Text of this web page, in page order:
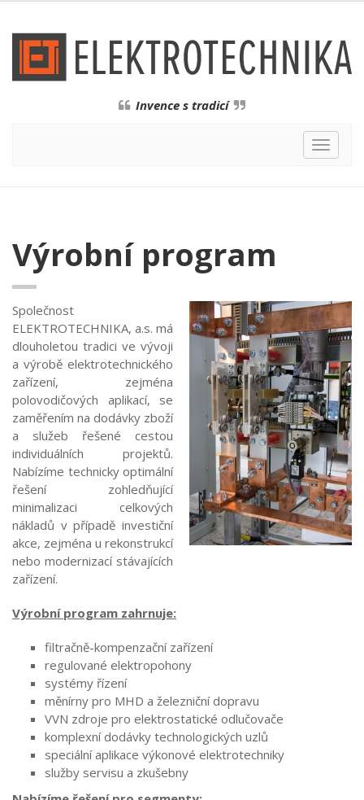
Invence s tradicí
Toggle
Výrobní program
Společnost
ELEKTROTECHNIKA, a.s. má
dlouholetou tradici ve vývoji
a výrobě elektrotechnického
zařízení, zejména
polovodičových aplikací, se
zaměřením na dodávky zboží
a služeb řešené cestou
individuálních projektů.
Nabízíme technicky optimální
řešení zohledňující
minimalizaci celkových
nákladů v případě investiční
akce, zejména u rekonstrukcí
nebo modernizací stávajících
zařízení.
Výrobní program zahrnuje:
filtračně-kompenzační zařízení
regulované elektropohony
systémy řízení
měnírny pro MHD a železniční dopravu
VVN zdroje pro elektrostatické odlučovače
komplexní dodávky technologických uzlů
speciální aplikace výkonové elektrotechniky
služby servisu a zkušebny